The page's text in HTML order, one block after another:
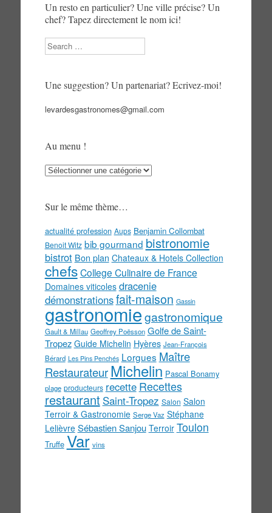
Un resto en particulier? Une ville précise? Un
chef? Tapez directement le nom ici!
Search
Une suggestion? Un partenariat? Ecrivez-moi!
levardesgastronomes@gmail.com
Au menu !
Au
Sur le même thème…
actualité profession Aups Benjamin Collombat
Benoit Witz bib gourmand bistronomie
bistrot Bon plan Chateaux & Hotels Collection
chefs College Culinaire de France
Domaines viticoles dracenie
démonstrationsfait-maison Gassin
gastronomiegastronomique
Gault & Millau Geoffrey Poësson Golfe de Saint-
Tropez Guide Michelin Hyères Jean-François
Bérard Les Pins Penchés Lorgues Maître
Restaurateur Michelin Pascal Bonamy
plage producteurs recette Recettes
restaurant Saint-Tropez Salon Salon
Terroir & Gastronomie Serge Vaz Stéphane
Lelièvre Sébastien Sanjou Terroir Toulon
Truffe Var vins